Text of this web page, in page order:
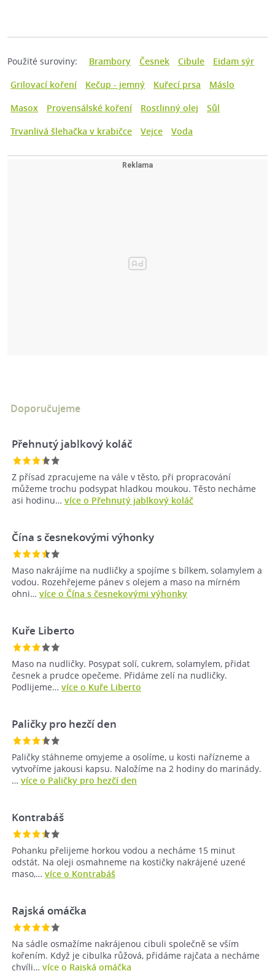
Použité suroviny: Brambory Česnek Cibule
Eidam sýr
Grilovací koření
Kečup - jemný Kuřecí prsa
Máslo
Masox
Provensálské koření Rostlinný olej
Sůl
Trvanlivá šlehačka v krabičce
Vejce Voda
Doporučujeme
Přehnutý jablkový koláč
Z přísad zpracujeme na vále v těsto, při propracování
můžeme trochu podsypat hladkou moukou. Těsto necháme
asi hodinu… více o Přehnutý jablkový koláč
Čína s česnekovými výhonky
Maso nakrájíme na nudličky a spojíme s bílkem, solamylem a
vodou. Rozehřejeme pánev s olejem a maso na mírném
ohni… více o Čína s česnekovými výhonky
Kuře Liberto
Maso na nudličky. Posypat solí, cukrem, solamylem, přidat
česnek a prudce opečeme. Přidáme zelí na nudličky.
Podlijeme… více o Kuře Liberto
Paličky pro hezčí den
Paličky stáhneme omyjeme a osolíme, u kosti nařízneme a
vytvoříme jakousi kapsu. Naložíme na 2 hodiny do marinády.
… více o Paličky pro hezčí den
Kontrabáš
Pohanku přelijeme horkou vodou a necháme 15 minut
odstát. Na oleji osmahneme na kostičky nakrájené uzené
maso,… více o Kontrabáš
Rajská omáčka
Na sádle osmažíme nakrájenou cibuli společně se vším
kořením. Když je cibulka růžová, přidáme rajčata a necháme
chvíli… více o Rajská omáčka